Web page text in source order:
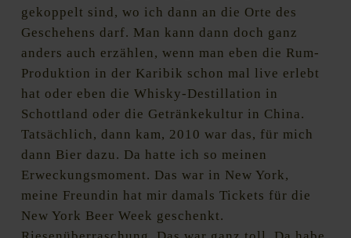
gekoppelt sind, wo ich dann an die Orte des
Geschehens darf. Man kann dann doch ganz
anders auch erzählen, wenn man eben die Rum-
Produktion in der Karibik schon mal live erlebt
hat oder eben die Whisky-Destillation in
Schottland oder die Getränkekultur in China.
Tatsächlich, dann kam, 2010 war das, für mich
dann Bier dazu. Da hatte ich so meinen
Erweckungsmoment. Das war in New York,
meine Freundin hat mir damals Tickets für die
New York Beer Week geschenkt.